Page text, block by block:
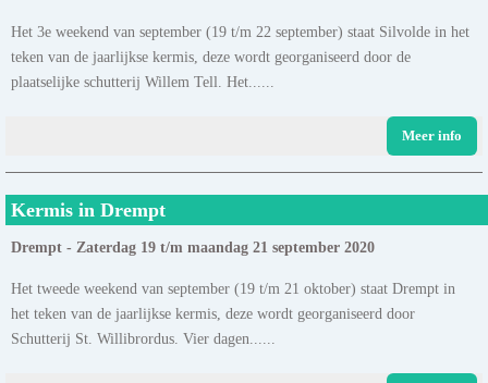
Het 3e weekend van september (19 t/m 22 september) staat Silvolde in het
teken van de jaarlijkse kermis, deze wordt georganiseerd door de
plaatselijke schutterij Willem Tell. Het......
Meer info
Kermis in Drempt
Drempt - Zaterdag 19 t/m maandag 21 september 2020
Het tweede weekend van september (19 t/m 21 oktober) staat Drempt in
het teken van de jaarlijkse kermis, deze wordt georganiseerd door
Schutterij St. Willibrordus. Vier dagen......